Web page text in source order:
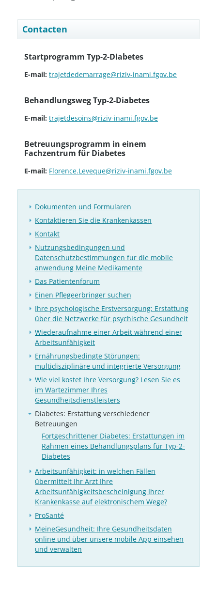
Dokumenten und Formularen
Kontaktieren Sie die Krankenkassen
Kontakt
Nutzungsbedingungen und
Datenschutzbestimmungen fur die mobile
anwendung Meine Medikamente
Das Patientenforum
Einen Pflegeerbringer suchen
Ihre psychologische Erstversorgung: Erstattung
über die Netzwerke für psychische Gesundheit
Wiederaufnahme einer Arbeit während einer
Arbeitsunfähigkeit
Ernährungsbedingte Störungen:
multidisziplinäre und integrierte Versorgung
Wie viel kostet Ihre Versorgung? Lesen Sie es
im Wartezimmer Ihres
Gesundheitsdienstleisters
Diabetes: Erstattung verschiedener
Betreuungen
Fortgeschrittener Diabetes: Erstattungen im
Rahmen eines Behandlungsplans für Typ-2-
Diabetes
Arbeitsunfähigkeit: in welchen Fällen
übermittelt Ihr Arzt Ihre
Arbeitsunfähigkeitsbescheinigung Ihrer
Krankenkasse auf elektronischem Wege?
ProSanté
MeineGesundheit: Ihre Gesundheitsdaten
online und über unsere mobile App einsehen
und verwalten
Contacten
Startprogramm Typ-2-Diabetes
E-mail: trajetdedemarrage@riziv-inami.fgov.be
Behandlungsweg Typ-2-Diabetes
E-mail: trajetdesoins@riziv-inami.fgov.be
Betreuungsprogramm in einem
Fachzentrum für Diabetes
E-mail: Florence.Leveque@riziv-inami.fgov.be